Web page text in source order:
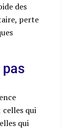
des
perte
qui
qui